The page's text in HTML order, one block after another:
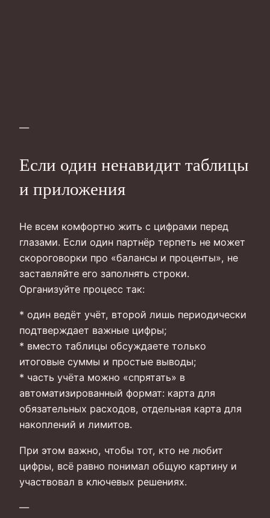
—
Если один ненавидит таблицы
и приложения
Не всем комфортно жить с цифрами перед
глазами. Если один партнёр терпеть не может
скороговорки про «балансы и проценты», не
заставляйте его заполнять строки.
Организуйте процесс так:
* один ведёт учёт, второй лишь периодически
подтверждает важные цифры;
* вместо таблицы обсуждаете только
итоговые суммы и простые выводы;
* часть учёта можно «спрятать» в
автоматизированный формат: карта для
обязательных расходов, отдельная карта для
накоплений и лимитов.
При этом важно, чтобы тот, кто не любит
цифры, всё равно понимал общую картину и
участвовал в ключевых решениях.
—